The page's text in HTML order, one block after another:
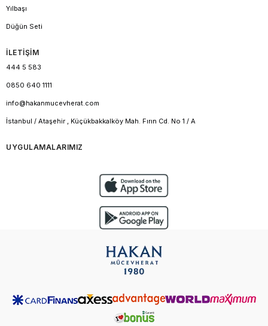
Yılbaşı
Düğün Seti
İLETİŞİM
444 5 583
0850 640 1111
info@hakanmucevherat.com
İstanbul / Ataşehir , Küçükbakkalköy Mah. Fırın Cd. No 1 / A
UYGULAMALARIMIZ